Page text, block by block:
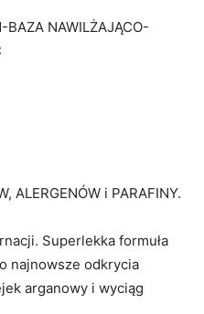
BAZA NAWILŻAJĄCO-
ALERGENÓW i PARAFINY.
Superlekka formuła
najnowsze odkrycia
arganowy i wyciąg